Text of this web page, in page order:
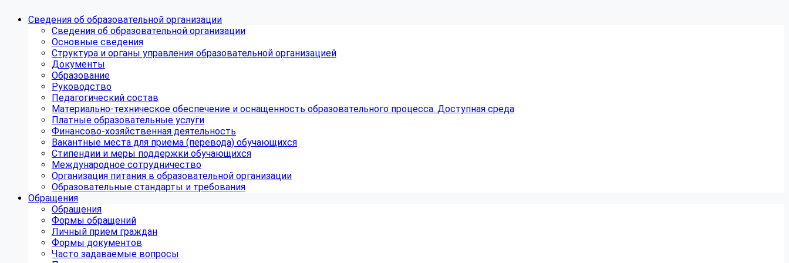
Сведения об образовательной организации
Сведения об образовательной организации
Основные сведения
Структура и органы управления образовательной организацией
Документы
Образование
Руководство
Педагогический состав
Материально-техническое обеспечение и оснащенность образовательного процесса. Доступная среда
Платные образовательные услуги
Финансово-хозяйственная деятельность
Вакантные места для приема (перевода) обучающихся
Стипендии и меры поддержки обучающихся
Международное сотрудничество
Организация питания в образовательной организации
Образовательные стандарты и требования
Обращения
Обращения
Формы обращений
Личный прием граждан
Формы документов
Часто задаваемые вопросы